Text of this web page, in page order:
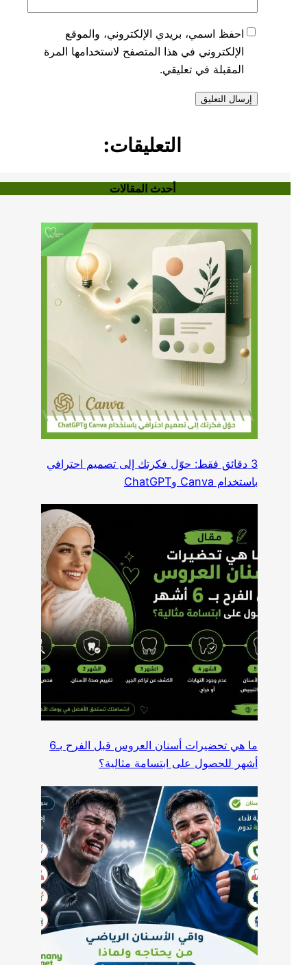
احفظ اسمي، بريدي الإلكتروني، والموقع
الإلكتروني في هذا المتصفح لاستخدامها المرة
المقبلة في تعليقي.
التعليقات:
أحدث المقالات
3 دقائق فقط: حوّل فكرتك إلى تصميم احترافي
باستخدام Canva وChatGPT
ما هي تحضيرات أسنان العروس قبل الفرح بـ6
أشهر للحصول على ابتسامة مثالية؟